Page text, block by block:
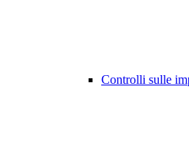
Controlli sulle